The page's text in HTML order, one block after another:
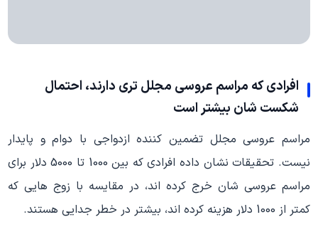
افرادی که مراسم عروسی مجلل تری دارند، احتمال
شکست شان بیشتر است
مراسم عروسی مجلل تضمین کننده ازدواجی با دوام و پایدار
نیست. تحقیقات نشان داده افرادی که بین 1000 تا 5000 دلار برای
مراسم عروسی شان خرج کرده اند، در مقایسه با زوج هایی که
کمتر از 1000 دلار هزینه کرده اند، بیشتر در خطر جدایی هستند.